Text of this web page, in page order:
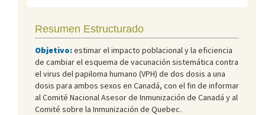
Resumen Estructurado
Objetivo:estimar el impacto poblacional y la eficiencia
de cambiar el esquema de vacunación sistemática contra
el virus del papiloma humano (VPH) de dos dosis a una
dosis para ambos sexos en Canadá, con el fin de informar
al Comité Nacional Asesor de Inmunización de Canadá y al
Comité sobre la Inmunización de Quebec.